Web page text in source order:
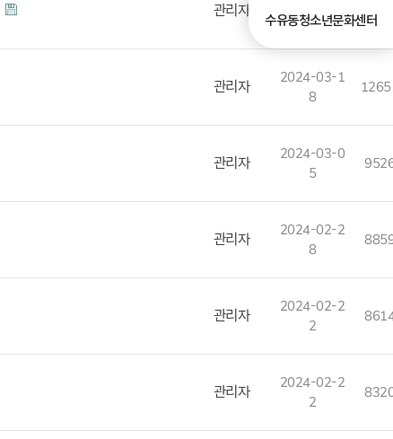
수유동청소년문화센터
관리자
6
관리자
2024-03-1
8
관리자
2024-03-0
5
관리자
2024-02-2
8
관리자
2024-02-2
2
관리자
2024-02-2
2